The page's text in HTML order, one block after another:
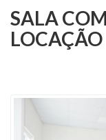
SALA
LOCAÇÃO